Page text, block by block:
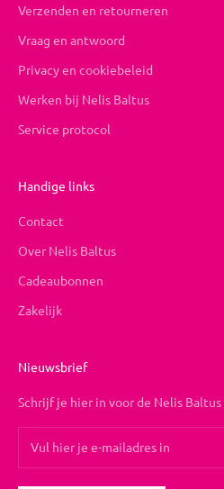
Verzenden en retourneren
Vraag en antwoord
Privacy en cookiebeleid
Werken bij Nelis Baltus
Service protocol
Handige links
Contact
Over Nelis Baltus
Cadeaubonnen
Zakelijk
Nieuwsbrief
Schrijf je hier in voor de Nelis